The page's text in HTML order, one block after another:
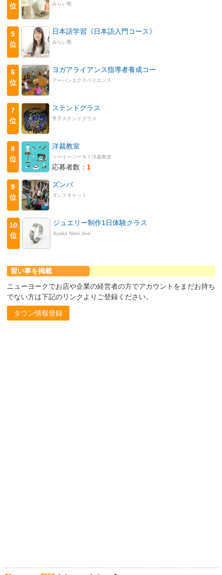
位
みらい塾
5
位
日本語学習《日本語入門コース》
みらい塾
6
位
ヨガアライアンス指導者養成コー
アーバンエクスペリエンス
7
位
ステンドグラス
亨子ステンドグラス
8
位
洋裁教室
ソーイージーＮＹ洋裁教室
応募者数： 1
9
位
ズンバ
ダンスキャット
10
位
ジュエリー制作1日体験クラス
Ayaka Nishi Jew
習い事を掲載
ニューヨークでお店や企業の経営者の方でアカウントをまだお持ち
でない方は下記のリンクよりご登録ください。
タウン情報登録